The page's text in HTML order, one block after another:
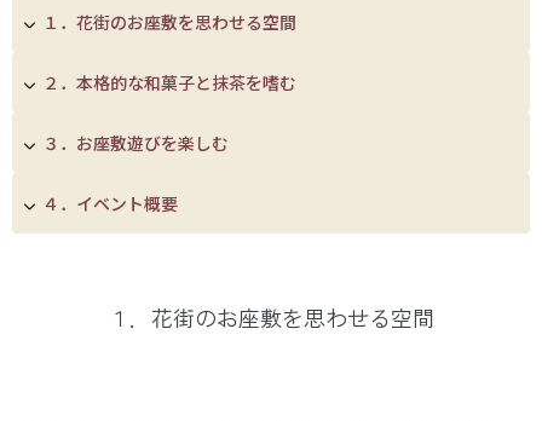
１．花街のお座敷を思わせる空間
２．本格的な和菓子と抹茶を嗜む
３．お座敷遊びを楽しむ
４．イベント概要
１．花街のお座敷を思わせる空間